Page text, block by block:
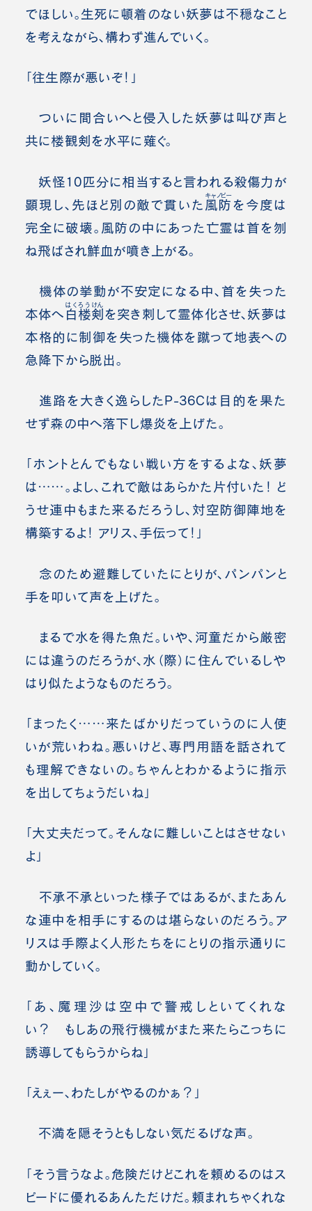
でほしい。生死に頓着のない妖夢は不穏なこと
を考えながら、構わず進んでいく。
「往生際が悪いぞ！」
ついに間合いへと侵入した妖夢は叫び声と
共に楼観剣を水平に薙ぐ。
妖怪10匹分に相当すると言われる殺傷力が
顕現し、先ほど別の敵で貫いた 風防
キャノピー
を今度は
完全に破壊。風防の中にあった亡霊は首を刎
ね飛ばされ鮮血が噴き上がる。
機体の挙動が不安定になる中、首を失った
本体へ 白楼剣
はくろうけん
を突き刺して霊体化させ、妖夢は
本格的に制御を失った機体を蹴って地表への
急降下から脱出。
進路を大きく逸らしたP-36Cは目的を果た
せず森の中へ落下し爆炎を上げた。
「ホントとんでもない戦い方をするよな、妖夢
は……。よし、これで敵はあらかた片付いた！ ど
うせ連中もまた来るだろうし、対空防御陣地を
構築するよ！ アリス、手伝って！」
念のため避難していたにとりが、パンパンと
手を叩いて声を上げた。
まるで水を得た魚だ。いや、河童だから厳密
には違うのだろうが、水（際）に住んでいるしや
はり似たようなものだろう。
「まったく……来たばかりだっていうのに人使
いが荒いわね。悪いけど、専門用語を話されて
も理解できないの。ちゃんとわかるように指示
を出してちょうだいね」
「大丈夫だって。そんなに難しいことはさせない
よ」
不承不承といった様子ではあるが、またあん
な連中を相手にするのは堪らないのだろう。ア
リスは手際よく人形たちをにとりの指示通りに
動かしていく。
「あ、魔理沙は空中で警戒しといてくれな
い？ もしあの飛行機械がまた来たらこっちに
誘導してもらうからね」
「えぇー、わたしがやるのかぁ？」
不満を隠そうともしない気だるげな声。
「そう言うなよ。危険だけどこれを頼めるのはス
ピードに優れるあんただけだ。頼まれちゃくれな